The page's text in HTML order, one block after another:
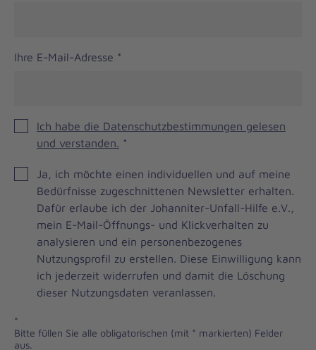
Ihre E-Mail-Adresse *
Ich habe die Datenschutzbestimmungen gelesen
und verstanden. *
Brevo
Newsletter
Checkbox
Ja, ich möchte einen individuellen und auf meine
Bedürfnisse zugeschnittenen Newsletter erhalten.
Dafür erlaube ich der Johanniter-Unfall-Hilfe e.V.,
mein E-Mail-Öffnungs- und Klickverhalten zu
analysieren und ein personenbezogenes
Nutzungsprofil zu erstellen. Diese Einwilligung kann
ich jederzeit widerrufen und damit die Löschung
dieser Nutzungsdaten veranlassen.
*
Bitte füllen Sie alle obligatorischen (mit * markierten) Felder
aus.